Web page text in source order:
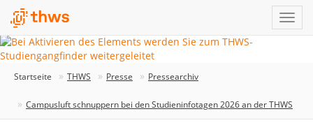
Startseite THWS Presse Pressearchiv
Campusluft schnuppern bei den Studieninfotagen 2026 an der THWS